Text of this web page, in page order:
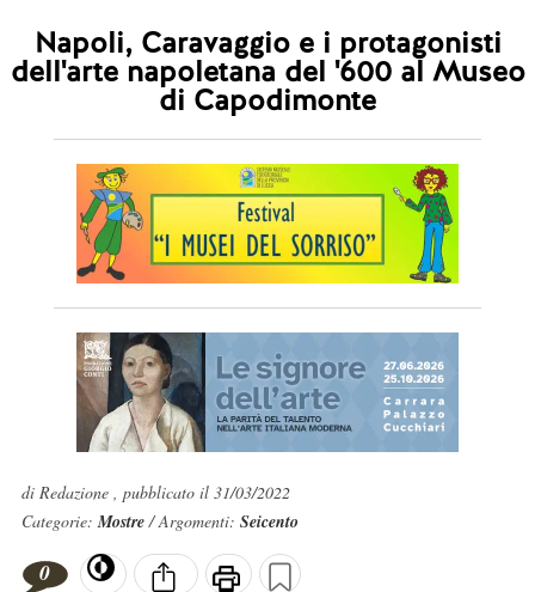
Napoli, Caravaggio e i protagonisti
dell'arte napoletana del '600 al Museo
di Capodimonte
di Redazione , pubblicato il 31/03/2022
Categorie:Mostre/ Argomenti: Seicento
0